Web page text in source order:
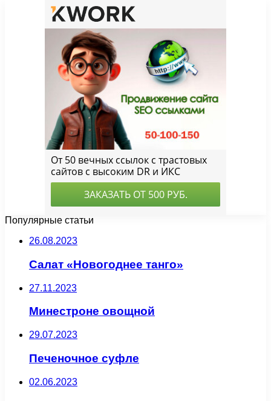
Популярные статьи
26.08.2023
Салат «Новогоднее танго»
27.11.2023
Минестроне овощной
29.07.2023
Печеночное суфле
02.06.2023